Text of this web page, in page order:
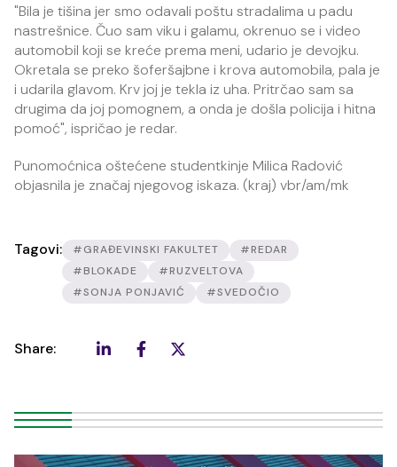
"Bila je tišina jer smo odavali poštu stradalima u padu
nastrešnice. Čuo sam viku i galamu, okrenuo se i video
automobil koji se kreće prema meni, udario je devojku.
Okretala se preko šoferšajbne i krova automobila, pala je
i udarila glavom. Krv joj je tekla iz uha. Pritrčao sam sa
drugima da joj pomognem, a onda je došla policija i hitna
pomoć", ispričao je redar.
Punomoćnica oštećene studentkinje Milica Radović
objasnila je značaj njegovog iskaza. (kraj) vbr/am/mk
Tagovi: #GRAĐEVINSKI FAKULTET
#REDAR
#BLOKADE
#RUZVELTOVA
#SONJA PONJAVIĆ
#SVEDOČIO
Share: